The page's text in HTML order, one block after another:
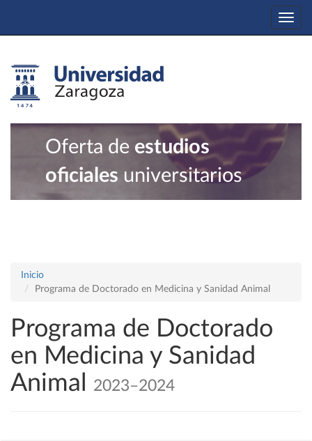
Oferta de estudios
oficiales universitarios
Inicio
Programa de Doctorado en Medicina y Sanidad Animal
Programa de Doctorado
en Medicina y Sanidad
Animal
2023–2024